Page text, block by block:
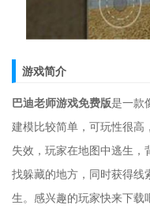
游戏简介
巴迪老师游戏免费版是一款
建模比较简单，可玩性很高
失效，玩家在地图中逃生，
找躲藏的地方，同时获得线
生。感兴趣的玩家快来下载